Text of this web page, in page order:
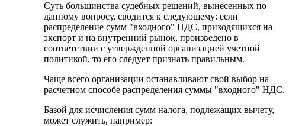
Суть большинства судебных решений, вынесенных по
данному вопросу, сводится к следующему: если
распределение сумм "входного" НДС, приходящихся на
экспорт и на внутренний рынок, произведено в
соответствии с утвержденной организацией учетной
политикой, то его следует признать правильным.
Чаще всего организации останавливают свой выбор на
расчетном способе распределения суммы "входного" НДС.
Базой для исчисления сумм налога, подлежащих вычету,
может служить, например: